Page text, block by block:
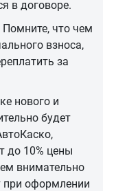
в договоре.
Помните, что чем
взноса,
за
нового и
будет
до 10% цены
внимательно
при оформлении